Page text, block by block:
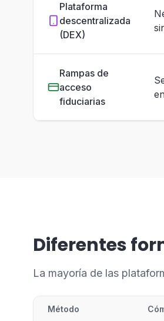
Plataforma
descentralizada
(DEX)
Rampas de
acceso
fiduciarias
Diferentes
La mayoría de las
Método